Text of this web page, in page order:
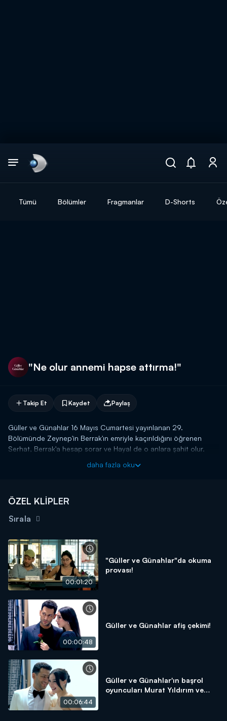
Tümü Bölümler Fragmanlar D-Shorts
"Ne olur annemi hapse attırma!"
Takip Et Kaydet Paylaş
Güller ve Günahlar 16 Mayıs Cumartesi yayınlanan 29.
Bölümünde Zeynep'in Berrak'ın emriyle kaçırıldığını öğrenen
Serhat, Berrak'a hesap sorar ve Hayal de o anlara şahit olur.
Güller ve Günahlar yeni bölümleriyle cumartesi akşamı
daha fazla oku
ÖZEL KLİPLER
Sırala
00:01:20
"Güller ve Günahlar"da okuma
provası!
00:00:48
Güller ve Günahlar afiş çekimi!
00:06:44
Güller ve Günahlar'ın başrol
oyuncuları Murat Yıldırım ve